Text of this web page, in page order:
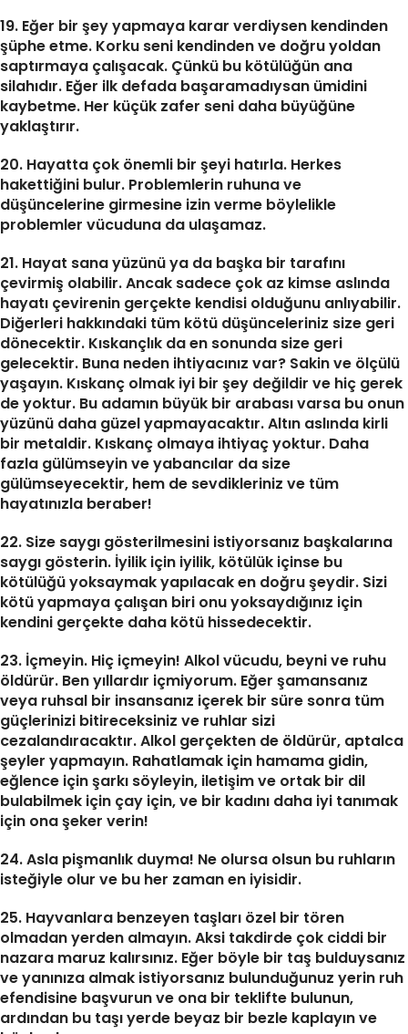
19. Eğer bir şey yapmaya karar verdiysen kendinden
şüphe etme. Korku seni kendinden ve doğru yoldan
saptırmaya çalışacak. Çünkü bu kötülüğün ana
silahıdır. Eğer ilk defada başaramadıysan ümidini
kaybetme. Her küçük zafer seni daha büyüğüne
yaklaştırır.
20. Hayatta çok önemli bir şeyi hatırla. Herkes
hakettiğini bulur. Problemlerin ruhuna ve
düşüncelerine girmesine izin verme böylelikle
problemler vücuduna da ulaşamaz.
21. Hayat sana yüzünü ya da başka bir tarafını
çevirmiş olabilir. Ancak sadece çok az kimse aslında
hayatı çevirenin gerçekte kendisi olduğunu anlıyabilir.
Diğerleri hakkındaki tüm kötü düşünceleriniz size geri
dönecektir. Kıskançlık da en sonunda size geri
gelecektir. Buna neden ihtiyacınız var? Sakin ve ölçülü
yaşayın. Kıskanç olmak iyi bir şey değildir ve hiç gerek
de yoktur. Bu adamın büyük bir arabası varsa bu onun
yüzünü daha güzel yapmayacaktır. Altın aslında kirli
bir metaldir. Kıskanç olmaya ihtiyaç yoktur. Daha
fazla gülümseyin ve yabancılar da size
gülümseyecektir, hem de sevdikleriniz ve tüm
hayatınızla beraber!
22. Size saygı gösterilmesini istiyorsanız başkalarına
saygı gösterin. İyilik için iyilik, kötülük içinse bu
kötülüğü yoksaymak yapılacak en doğru şeydir. Sizi
kötü yapmaya çalışan biri onu yoksaydığınız için
kendini gerçekte daha kötü hissedecektir.
23. İçmeyin. Hiç içmeyin! Alkol vücudu, beyni ve ruhu
öldürür. Ben yıllardır içmiyorum. Eğer şamansanız
veya ruhsal bir insansanız içerek bir süre sonra tüm
güçlerinizi bitireceksiniz ve ruhlar sizi
cezalandıracaktır. Alkol gerçekten de öldürür, aptalca
şeyler yapmayın. Rahatlamak için hamama gidin,
eğlence için şarkı söyleyin, iletişim ve ortak bir dil
bulabilmek için çay için, ve bir kadını daha iyi tanımak
için ona şeker verin!
24. Asla pişmanlık duyma! Ne olursa olsun bu ruhların
isteğiyle olur ve bu her zaman en iyisidir.
25. Hayvanlara benzeyen taşları özel bir tören
olmadan yerden almayın. Aksi takdirde çok ciddi bir
nazara maruz kalırsınız. Eğer böyle bir taş bulduysanız
ve yanınıza almak istiyorsanız bulunduğunuz yerin ruh
efendisine başvurun ve ona bir teklifte bulunun,
ardından bu taşı yerde beyaz bir bezle kaplayın ve